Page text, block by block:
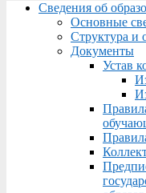
Menu
Сведения об
Основные
Структура и
Документы
Устав